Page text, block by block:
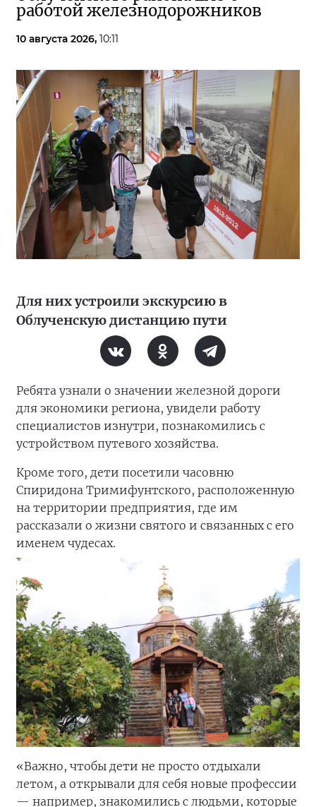
работой железнодорожников
10 августа 2026, 10:11
Для них устроили экскурсию в
Облученскую дистанцию пути
Ребята узнали о значении железной дороги
для экономики региона, увидели работу
специалистов изнутри, познакомились с
устройством путевого хозяйства.
Кроме того, дети посетили часовню
Спиридона Тримифунтского, расположенную
на территории предприятия, где им
рассказали о жизни святого и связанных с его
именем чудесах.
«Важно, чтобы дети не просто отдыхали
летом, а открывали для себя новые профессии
— например, знакомились с людьми, которые